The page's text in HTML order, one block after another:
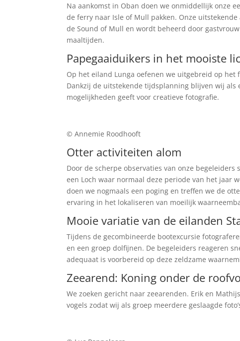
Na aankomst in Oban doen we onmiddellijk onze
de ferry naar Isle of Mull pakken. Onze
de Sound of Mull en wordt beheerd door
maaltijden.
Papegaaiduikers in het mooiste
Op het eiland Lunga oefenen we uitgebreid op
Dankzij de uitstekende tijdsplanning blijven wij
mogelijkheden geeft voor creatieve fotografie.
© Annemie Roodhooft
Otter activiteiten alom
Door de scherpe observaties van onze
een Loch waar normaal deze periode van het jaar
doen we nogmaals een poging en treffen we de
ervaring in het lokaliseren van moeilijk
Mooie variatie van de eilanden
Tijdens de gecombineerde bootexcursie
en een groep dolfijnen. De begeleiders reageren
adequaat is voorbereid op deze zeldzame
Zeearend: Koning onder de
We zoeken gericht naar zeearenden. Erik en
vogels zodat wij als groep meerdere geslaagde